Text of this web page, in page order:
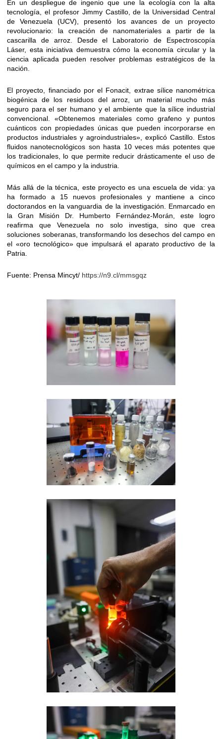
En un despliegue de ingenio que une la ecología con la alta
tecnología, el profesor Jimmy Castillo, de la Universidad Central
de Venezuela (UCV), presentó los avances de un proyecto
revolucionario: la creación de nanomateriales a partir de la
cascarilla de arroz. Desde el Laboratorio de Espectroscopía
Láser, esta iniciativa demuestra cómo la economía circular y la
ciencia aplicada pueden resolver problemas estratégicos de la
nación.
El proyecto, financiado por el Fonacit, extrae sílice nanométrica
biogénica de los residuos del arroz, un material mucho más
seguro para el ser humano y el ambiente que la sílice industrial
convencional. «Obtenemos materiales como grafeno y puntos
cuánticos con propiedades únicas que pueden incorporarse en
productos industriales y agroindustriales», explicó Castillo. Estos
fluidos nanotecnológicos son hasta 10 veces más potentes que
los tradicionales, lo que permite reducir drásticamente el uso de
químicos en el campo y la industria.
Más allá de la técnica, este proyecto es una escuela de vida: ya
ha formado a 15 nuevos profesionales y mantiene a cinco
doctorandos en la vanguardia de la investigación. Enmarcado en
la Gran Misión Dr. Humberto Fernández-Morán, este logro
reafirma que Venezuela no solo investiga, sino que crea
soluciones soberanas, transformando los desechos del campo en
el «oro tecnológico» que impulsará el aparato productivo de la
Patria.
Fuente: Prensa Mincyt/ https://n9.cl/mmsgqz